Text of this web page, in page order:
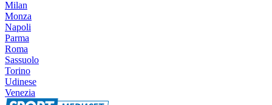
Milan
Monza
Napoli
Parma
Roma
Sassuolo
Torino
Udinese
Venezia